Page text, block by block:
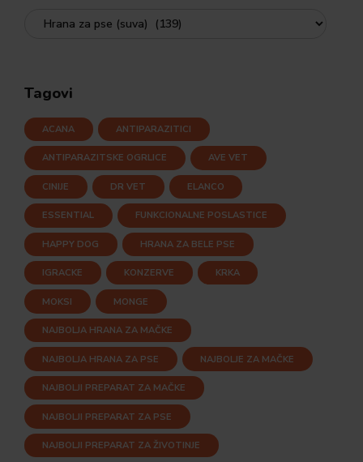
Tagovi
ACANA ANTIPARAZITICI
ANTIPARAZITSKE OGRLICE AVE VET
CINIJE DR VET ELANCO
ESSENTIAL FUNKCIONALNE POSLASTICE
HAPPY DOG HRANA ZA BELE PSE
IGRACKE KONZERVE KRKA
MOKSI MONGE
NAJBOLJA HRANA ZA MAČKE
NAJBOLJA HRANA ZA PSE NAJBOLJE ZA MAČKE
NAJBOLJI PREPARAT ZA MAČKE
NAJBOLJI PREPARAT ZA PSE
NAJBOLJI PREPARAT ZA ŽIVOTINJE